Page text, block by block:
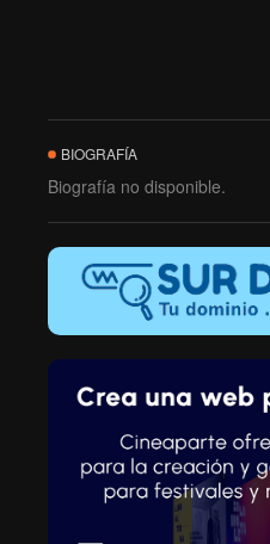
BIOGRAFÍA
Biografía no disponible.